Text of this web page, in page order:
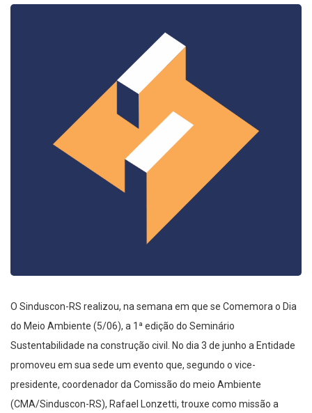
O Sinduscon-RS realizou, na semana em que se Comemora o Dia
do Meio Ambiente (5/06), a 1ª edição do Seminário
Sustentabilidade na construção civil. No dia 3 de junho a Entidade
promoveu em sua sede um evento que, segundo o vice-
presidente, coordenador da Comissão do meio Ambiente
(CMA/Sinduscon-RS), Rafael Lonzetti, trouxe como missão a